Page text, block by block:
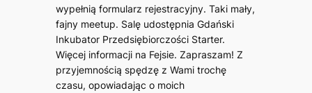
wypełnią formularz rejestracyjny. Taki mały,
fajny meetup. Salę udostępnia Gdański
Inkubator Przedsiębiorczości Starter.
Więcej informacji na Fejsie. Zapraszam! Z
przyjemnością spędzę z Wami trochę
czasu, opowiadając o moich